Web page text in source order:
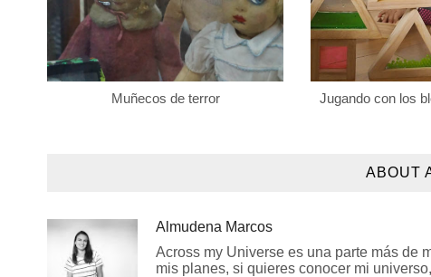
Muñecos de terror Jugando con los
ABOUT
Almudena Marcos
Across my Universe es una parte más de
mis planes, si quieres conocer mi